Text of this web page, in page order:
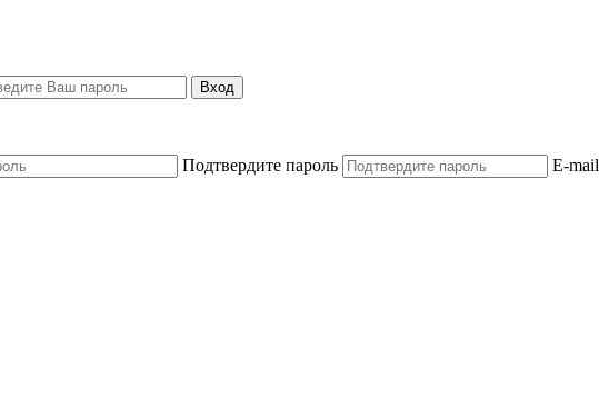
Вход
Подтвердите пароль
E-mail